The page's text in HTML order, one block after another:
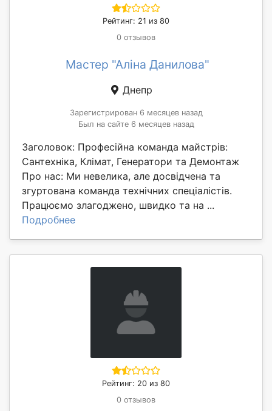
Рейтинг: 21 из 80
0 отзывов
Мастер "Аліна Данилова"
Днепр
Зарегистрирован 6 месяцев назад
Был на сайте 6 месяцев назад
Заголовок: Професійна команда майстрів:
Сантехніка, Клімат, Генератори та Демонтаж
Про нас: Ми невелика, але досвідчена та
згуртована команда технічних спеціалістів.
Працюємо злагоджено, швидко та на ...
Подробнее
Рейтинг: 20 из 80
0 отзывов